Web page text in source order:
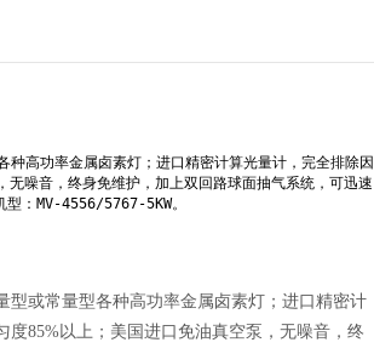
高功率金属卤素灯；进口精密计算光量计，完全排除因
噪音，终身免维护，加上双回路球面抽气系统，可迅速
：MV-4556/5767-5KW。
或常量型各种高功率金属卤素灯；进口精密计
85%以上；美国进口免油真空泵，无噪音，终